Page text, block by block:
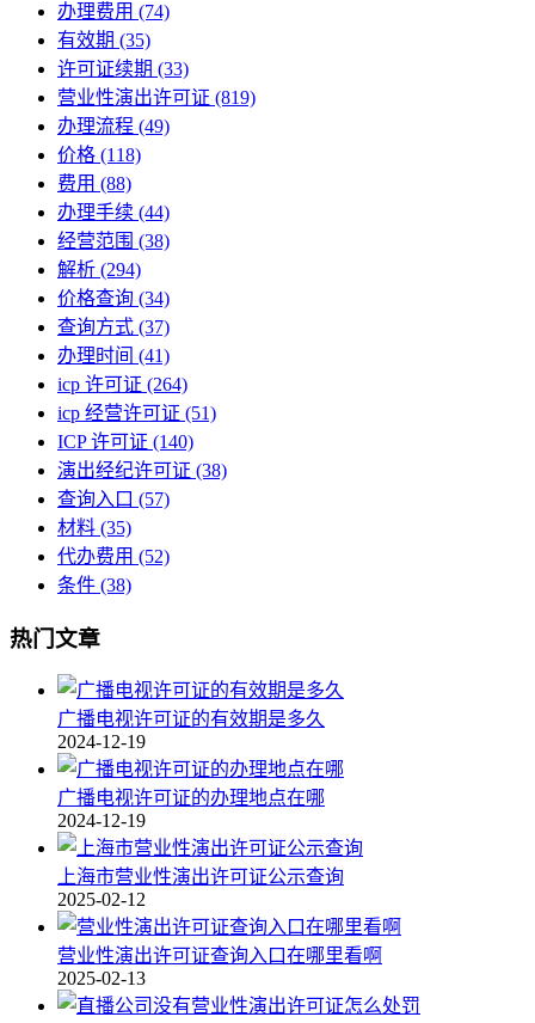
办理费用 (74)
有效期 (35)
许可证续期 (33)
营业性演出许可证 (819)
办理流程 (49)
价格 (118)
费用 (88)
办理手续 (44)
经营范围 (38)
解析 (294)
价格查询 (34)
查询方式 (37)
办理时间 (41)
icp 许可证 (264)
icp 经营许可证 (51)
ICP 许可证 (140)
演出经纪许可证 (38)
查询入口 (57)
材料 (35)
代办费用 (52)
条件 (38)
热门文章
广播电视许可证的有效期是多久
2024-12-19
广播电视许可证的办理地点在哪
2024-12-19
上海市营业性演出许可证公示查询
2025-02-12
营业性演出许可证查询入口在哪里看啊
2025-02-13